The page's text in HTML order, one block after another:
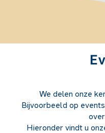
We delen onze
Bijvoorbeeld op
Hieronder vindt u